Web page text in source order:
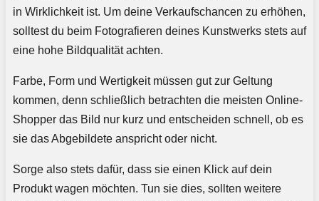
in Wirklichkeit ist. Um deine Verkaufschancen zu erhöhen,
solltest du beim Fotografieren deines Kunstwerks stets auf
eine hohe Bildqualität achten.
Farbe, Form und Wertigkeit müssen gut zur Geltung
kommen, denn schließlich betrachten die meisten Online-
Shopper das Bild nur kurz und entscheiden schnell, ob es
sie das Abgebildete anspricht oder nicht.
Sorge also stets dafür, dass sie einen Klick auf dein
Produkt wagen möchten. Tun sie dies, sollten weitere